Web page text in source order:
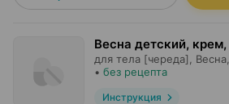
Весна детский, крем,
для тела [череда], Весна
• без рецепта
Инструкция